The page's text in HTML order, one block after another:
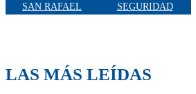
SAN RAFAEL
SEGURIDAD
LAS MÁS LEÍDAS